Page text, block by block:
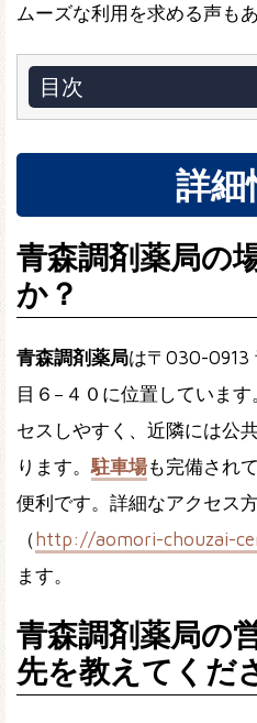
ムーズな利用を求める声も
目次
詳細
青森調剤薬局の
か？
青森調剤薬局は〒030-0913
目６−４０に位置していま
セスしやすく、近隣には公
ります。駐車場も完備され
便利です。詳細なアクセス
（ http://aomori-chouzai-
ます。
青森調剤薬局の
先を教えてくだ